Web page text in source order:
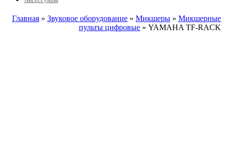
Главная » Звуковое оборудование » Микшеры » Микшерные
пульты цифровые » YAMAHA TF-RACK